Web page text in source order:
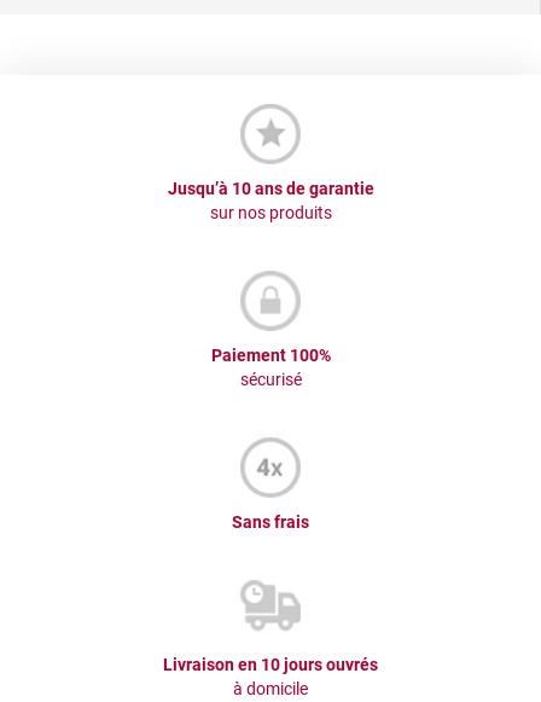
Jusqu’à 10 ans de garantie
sur nos produits
Paiement 100%
sécurisé
Sans frais
Livraison en 10 jours ouvrés
à domicile